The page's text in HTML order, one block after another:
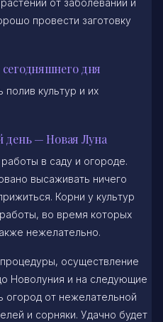
от заболеваний и
провести заготовку
дня
культур и их
день — Новая Луна
в саду и огороде.
высаживать ничего
Корни у культур
во время которых
нежелательно.
осуществление
Новолуния и на следующие
огород от нежелательной
и сорняки. Удачно будет